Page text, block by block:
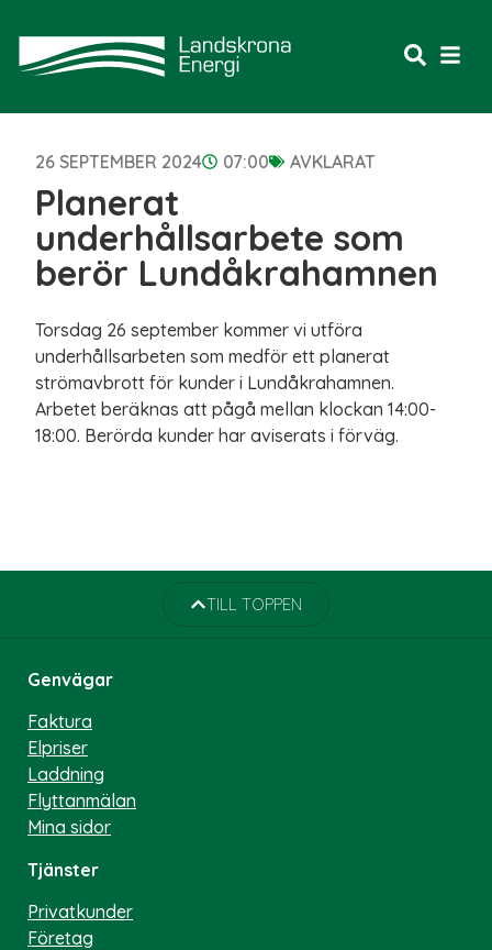
26 SEPTEMBER 2024 07:00 AVKLARAT
Planerat
underhållsarbete som
berör Lundåkrahamnen
Torsdag 26 september kommer vi utföra
underhållsarbeten som medför ett planerat
strömavbrott för kunder i Lundåkrahamnen.
Arbetet beräknas att pågå mellan klockan 14:00-
18:00. Berörda kunder har aviserats i förväg.
TILL TOPPEN
Genvägar
Faktura
Elpriser
Laddning
Flyttanmälan
Mina sidor
Tjänster
Privatkunder
Företag